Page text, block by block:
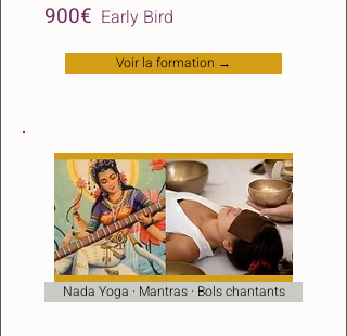
900€ Early Bird
Voir la formation →
Nada Yoga · Mantras · Bols chantants